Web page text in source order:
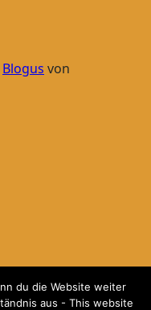
Blogus von
du die Website weiter
aus - This website